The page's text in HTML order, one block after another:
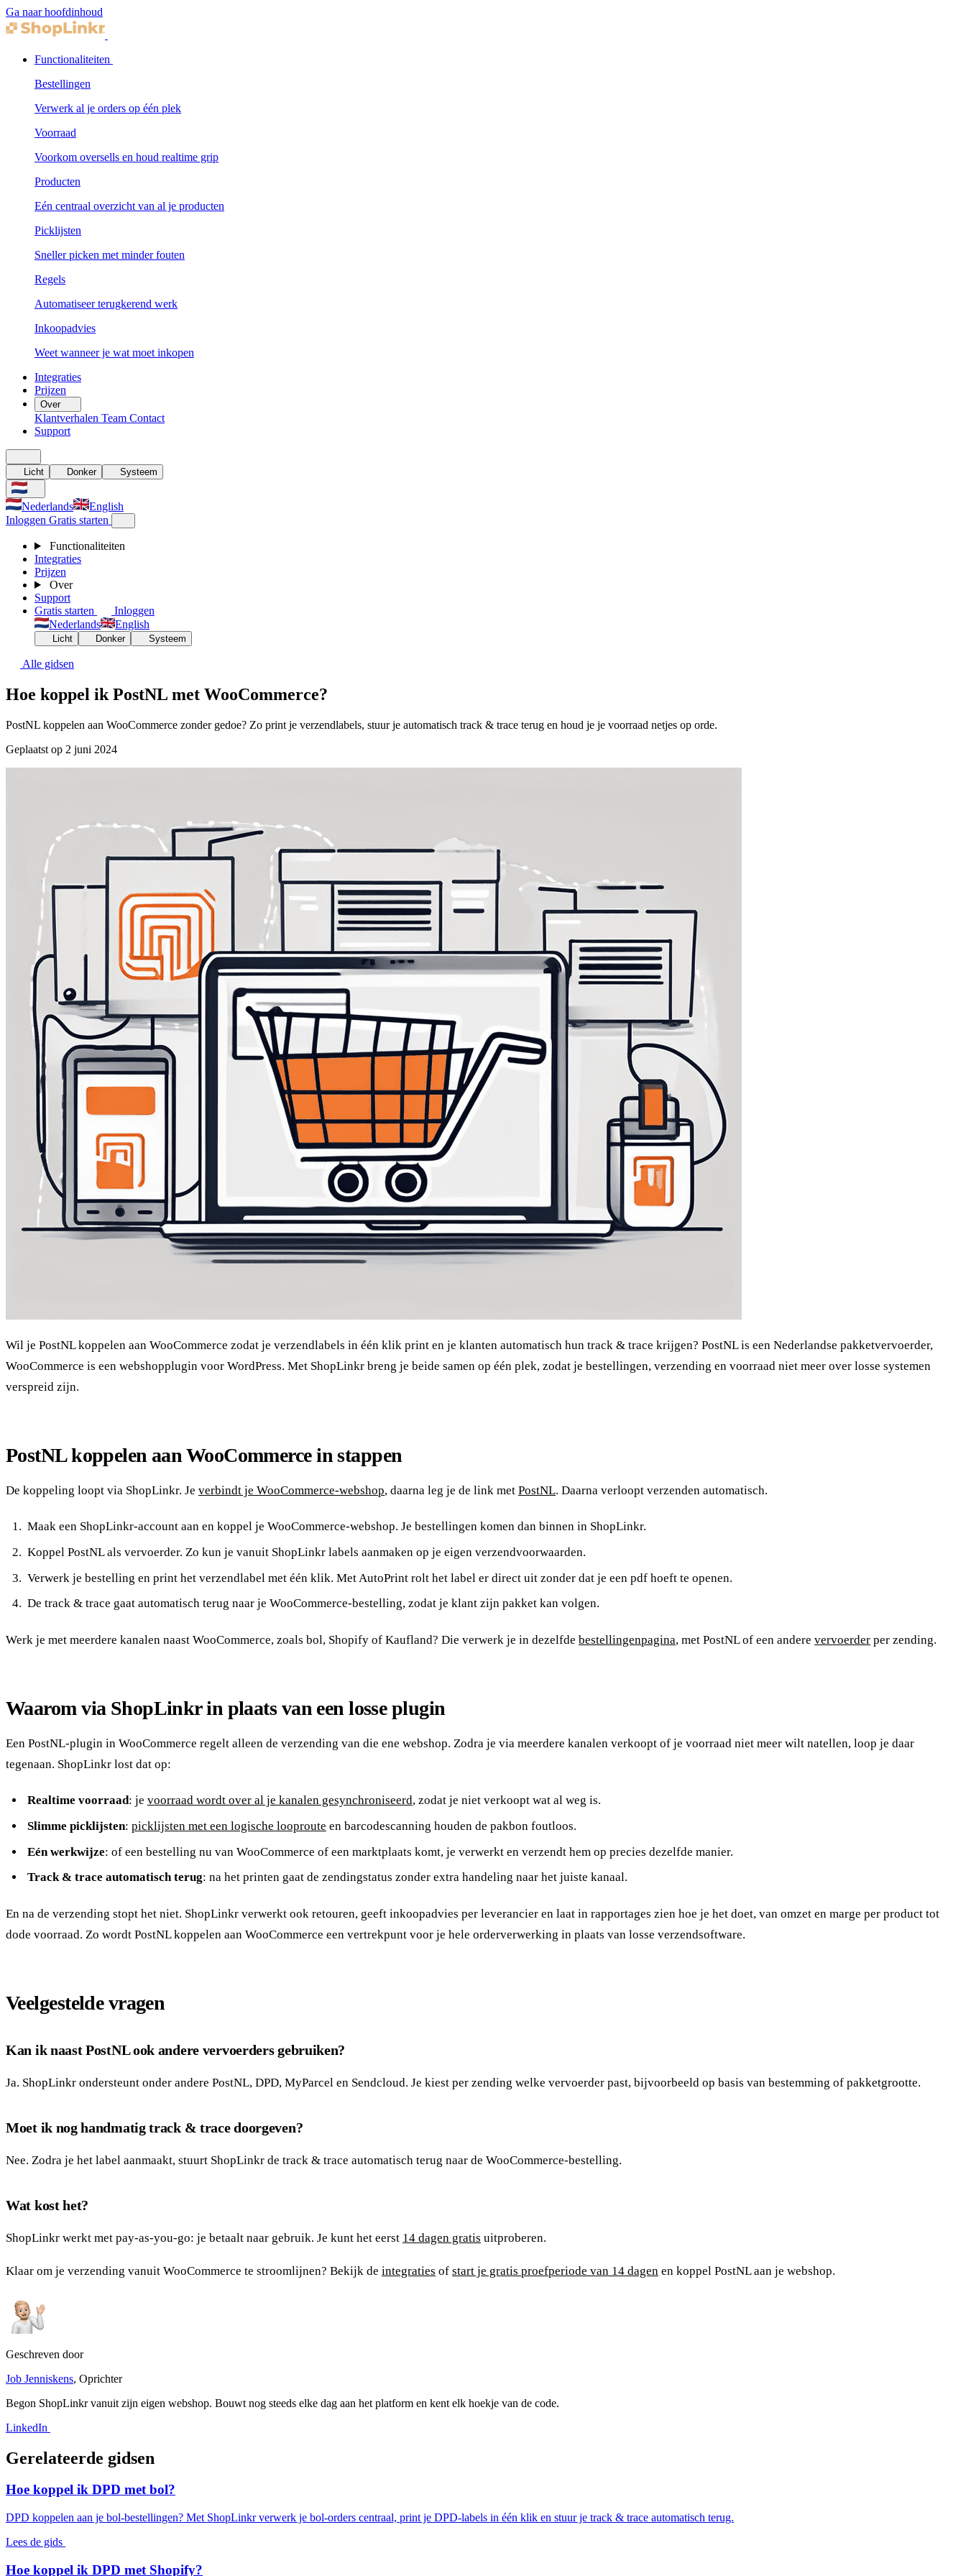
Ga naar hoofdinhoud
Functionaliteiten
Bestellingen
Verwerk al je orders op één plek
Voorraad
Voorkom oversells en houd realtime grip
Producten
Eén centraal overzicht van al je producten
Picklijsten
Sneller picken met minder fouten
Regels
Automatiseer terugkerend werk
Inkoopadvies
Weet wanneer je wat moet inkopen
Integraties
Prijzen
Over
Klantverhalen Team Contact
Support
Licht Donker Systeem
Nederlands
English
Inloggen Gratis starten
Functionaliteiten
Integraties
Prijzen
Over
Support
Gratis starten
Inloggen
Nederlands
English
Licht Donker Systeem
Alle gidsen
Hoe koppel ik PostNL met WooCommerce?
PostNL koppelen aan WooCommerce zonder gedoe? Zo print je verzendlabels, stuur je automatisch track & trace terug en houd je je voorraad netjes op orde.
Geplaatst op 2 juni 2024
Wil je PostNL koppelen aan WooCommerce zodat je verzendlabels in één klik print en je klanten automatisch hun track & trace krijgen? PostNL is een Nederlandse pakketvervoerder,
WooCommerce is een webshopplugin voor WordPress. Met ShopLinkr breng je beide samen op één plek, zodat je bestellingen, verzending en voorraad niet meer over losse systemen
verspreid zijn.
PostNL koppelen aan WooCommerce in stappen
De koppeling loopt via ShopLinkr. Je verbindt je WooCommerce-webshop, daarna leg je de link met PostNL. Daarna verloopt verzenden automatisch.
Maak een ShopLinkr-account aan en koppel je WooCommerce-webshop. Je bestellingen komen dan binnen in ShopLinkr.
Koppel PostNL als vervoerder. Zo kun je vanuit ShopLinkr labels aanmaken op je eigen verzendvoorwaarden.
Verwerk je bestelling en print het verzendlabel met één klik. Met AutoPrint rolt het label er direct uit zonder dat je een pdf hoeft te openen.
De track & trace gaat automatisch terug naar je WooCommerce-bestelling, zodat je klant zijn pakket kan volgen.
Werk je met meerdere kanalen naast WooCommerce, zoals bol, Shopify of Kaufland? Die verwerk je in dezelfde bestellingenpagina, met PostNL of een andere vervoerder per zending.
Waarom via ShopLinkr in plaats van een losse plugin
Een PostNL-plugin in WooCommerce regelt alleen de verzending van die ene webshop. Zodra je via meerdere kanalen verkoopt of je voorraad niet meer wilt natellen, loop je daar
tegenaan. ShopLinkr lost dat op:
Realtime voorraad: je voorraad wordt over al je kanalen gesynchroniseerd, zodat je niet verkoopt wat al weg is.
Slimme picklijsten: picklijsten met een logische looproute en barcodescanning houden de pakbon foutloos.
Eén werkwijze: of een bestelling nu van WooCommerce of een marktplaats komt, je verwerkt en verzendt hem op precies dezelfde manier.
Track & trace automatisch terug: na het printen gaat de zendingstatus zonder extra handeling naar het juiste kanaal.
En na de verzending stopt het niet. ShopLinkr verwerkt ook retouren, geeft inkoopadvies per leverancier en laat in rapportages zien hoe je het doet, van omzet en marge per product tot
dode voorraad. Zo wordt PostNL koppelen aan WooCommerce een vertrekpunt voor je hele orderverwerking in plaats van losse verzendsoftware.
Veelgestelde vragen
Kan ik naast PostNL ook andere vervoerders gebruiken?
Ja. ShopLinkr ondersteunt onder andere PostNL, DPD, MyParcel en Sendcloud. Je kiest per zending welke vervoerder past, bijvoorbeeld op basis van bestemming of pakketgrootte.
Moet ik nog handmatig track & trace doorgeven?
Nee. Zodra je het label aanmaakt, stuurt ShopLinkr de track & trace automatisch terug naar de WooCommerce-bestelling.
Wat kost het?
ShopLinkr werkt met pay-as-you-go: je betaalt naar gebruik. Je kunt het eerst 14 dagen gratis uitproberen.
Klaar om je verzending vanuit WooCommerce te stroomlijnen? Bekijk de integraties of start je gratis proefperiode van 14 dagen en koppel PostNL aan je webshop.
Geschreven door
Job Jenniskens, Oprichter
Begon ShopLinkr vanuit zijn eigen webshop. Bouwt nog steeds elke dag aan het platform en kent elk hoekje van de code.
LinkedIn
Gerelateerde gidsen
Hoe koppel ik DPD met bol?
DPD koppelen aan je bol-bestellingen? Met ShopLinkr verwerk je bol-orders centraal, print je DPD-labels in één klik en stuur je track & trace automatisch terug.
Lees de gids
Hoe koppel ik DPD met Shopify?